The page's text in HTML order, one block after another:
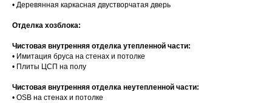
• Деревянная каркасная двустворчатая дверь
Отделка хозблока:
Чистовая внутренняя отделка утепленной части:
• Имитация бруса на стенах и потолке
• Плиты ЦСП на полу
Чистовая внутренняя отделка неутепленной части:
• OSB на стенах и потолке